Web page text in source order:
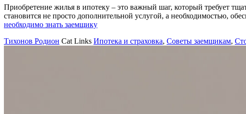
Приобретение жилья в ипотеку – это важный шаг, который требует
становится не просто дополнительной услугой, а необходимостью,
необходимо знать заемщику
Тихонов Родион Cat Links Ипотека и страховка, Советы заемщикам,